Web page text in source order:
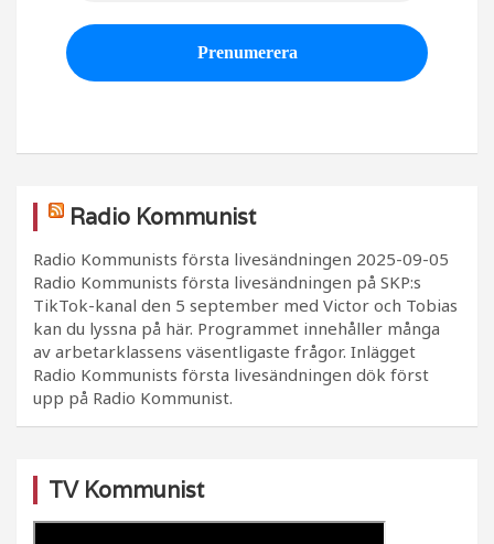
Radio Kommunist
Radio Kommunists första livesändningen 2025-09-05
Radio Kommunists första livesändningen på SKP:s
TikTok-kanal den 5 september med Victor och Tobias
kan du lyssna på här. Programmet innehåller många
av arbetarklassens väsentligaste frågor. Inlägget
Radio Kommunists första livesändningen dök först
upp på Radio Kommunist.
TV Kommunist